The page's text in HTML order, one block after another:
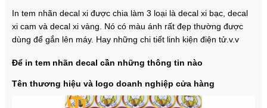
In tem nhãn decal xi được chia làm 3 loại là decal xi bạc, decal
xi cam và decal xi vàng. Nó có màu ánh rất đẹp thường được
dùng để gắn lên máy. Hay những chi tiết linh kiện điện tử.v.v
Để in tem nhãn decal cần những thông tin nào
Tên thương hiệu và logo doanh nghiệp cửa hàng